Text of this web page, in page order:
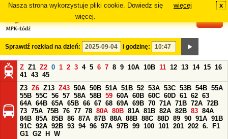
Nasza strona wykorzystuje pliki cookie. Dowiedz się
więcej.
więcej x
Sprawdź rozkład na dzień: i godzinę:
Z Z1 Z2 0 1 2 3 4 5 6 7 8 9 10A 10B 11 12 13 14 15 16
41 43 45
Z3 Z6 Z13 Z43 50A 50B 51A 51B 52 53A 53C 53B 54B 55A
55B 55C 56 57 58A 58B 59 60A 60B 60C 60D 61 62 63
64A 64B 65A 65B 66 67 68 69A 69B 70 71A 71B 72A 72B
73 75A 75B 76 77 78 80A 80B 81A 81B 82A 82B 83 84A
84B 85A 85B 86 87A 87B 88A 88B 88C 88D 89 90 91A 91B
91C 92A 92B 93 94 96 97A 97B 99 100 101 201 202 6.
F1
G1 G2 H
W